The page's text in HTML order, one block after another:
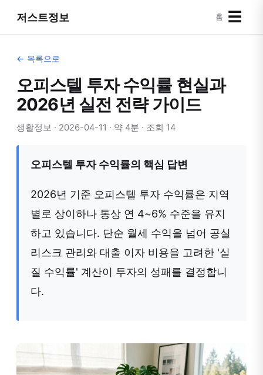
저스트정보 홈 ☰
← 목록으로
오피스텔 투자 수익률 현실과
2026년 실전 전략 가이드
생활정보 · 2026-04-11 · 약 4분 · 조회 14
오피스텔 투자 수익률의 핵심 답변
2026년 기준 오피스텔 투자 수익률은 지역
별로 상이하나 통상 연 4~6% 수준을 유지
하고 있습니다. 단순 월세 수익을 넘어 공실
리스크 관리와 대출 이자 비용을 고려한 '실
질 수익률' 계산이 투자의 성패를 결정합니
다.